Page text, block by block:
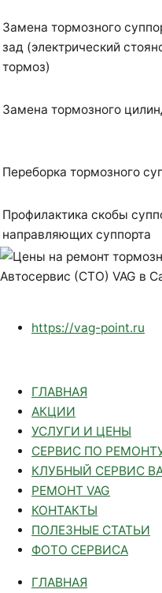
Замена тормозного
зад (электрический
тормоз)
Замена тормозного
Переборка тормозного
Профилактика скобы
направляющих суппорта
Автосервис (СТО) VAG в
https://vag-point.ru
ГЛАВНАЯ
АКЦИИ
УСЛУГИ И ЦЕНЫ
СЕРВИС ПО
КЛУБНЫЙ СЕРВИС
РЕМОНТ VAG
КОНТАКТЫ
ПОЛЕЗНЫЕ СТАТЬИ
ФОТО СЕРВИСА
ГЛАВНАЯ